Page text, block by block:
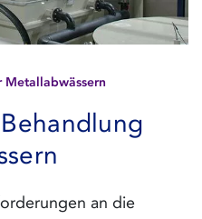
Metallabwässern
an die